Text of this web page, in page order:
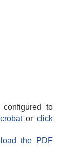
to
orclick
the PDF